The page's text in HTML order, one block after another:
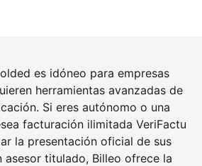
es idóneo para empresas
herramientas avanzadas de
Si eres autónomo o una
facturación ilimitada VeriFactu
la presentación oficial de sus
asesor titulado, Billeo ofrece la